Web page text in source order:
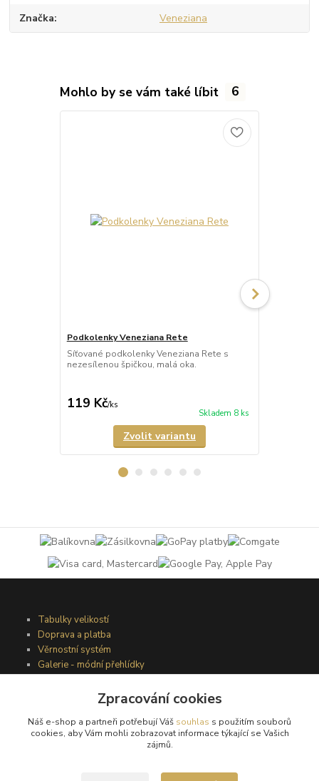
Značka Veneziana
Mohlo by se vám také líbit 6
Podkolenky Veneziana Rete
Síťované podkolenky Veneziana Rete s
nezesílenou špičkou, malá oka.
119 Kč/ks
Skladem 8 ks
Zvolit variantu
Tabulky velikostí
Doprava a platba
Věrnostní systém
Galerie - módní přehlídky
Podmínky užití webového rozhraní
Obchodní podmínky
Zpracování cookies
Náš e-shop a partneři potřebují Váš souhlas s použitím souborů
cookies, aby Vám mohli zobrazovat informace týkající se Vašich
zájmů.